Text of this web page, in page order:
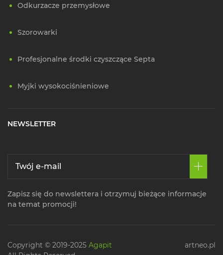
Odkurzacze przemysłowe
Szorowarki
Profesjonalne środki czyszczące Septa
Myjki wysokociśnieniowe
NEWSLETTER
Zapisz się do newslettera i otrzymuj bieżące informacje
na temat promocji!
Copyright © 2019-2025 Agapit
artneo.pl